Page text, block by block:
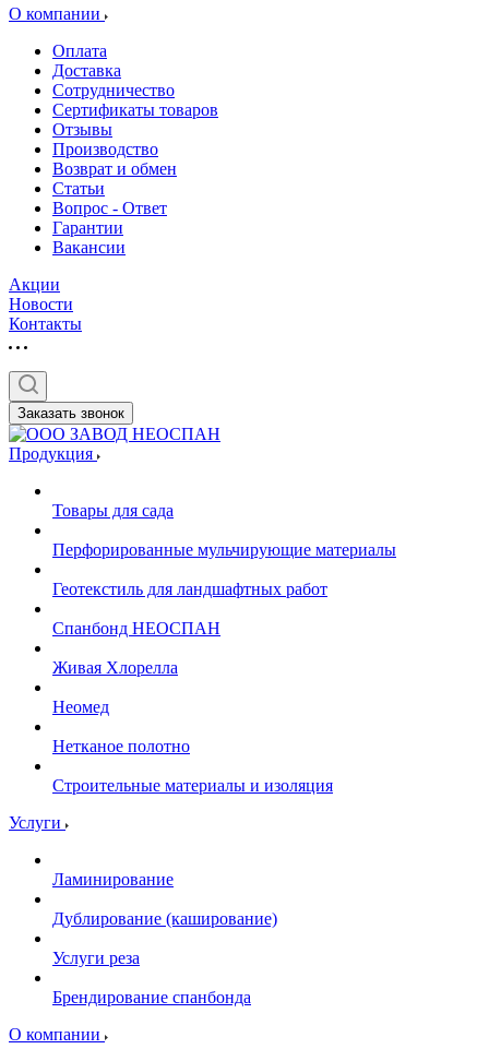
О компании
Оплата
Доставка
Сотрудничество
Сертификаты товаров
Отзывы
Производство
Возврат и обмен
Статьи
Вопрос - Ответ
Гарантии
Вакансии
Акции
Новости
Контакты
Заказать звонок
Продукция
Товары для сада
Перфорированные мульчирующие материалы
Геотекстиль для ландшафтных работ
Спанбонд НЕОСПАН
Живая Хлорелла
Нeомед
Нетканое полотно
Строительные материалы и изоляция
Услуги
Ламинирование
Дублирование (каширование)
Услуги реза
Брендирование спанбонда
О компании